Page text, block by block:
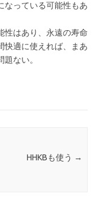
なっている可能性もあ
性はあり、永遠の寿命
快適に使えれば、まあ
ない。
HHKBも使う →